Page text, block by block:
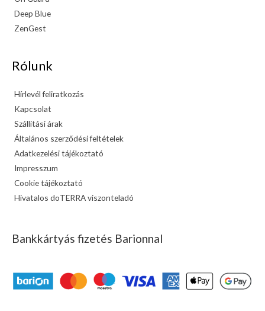
Deep Blue
ZenGest
Rólunk
Hírlevél feliratkozás
Kapcsolat
Szállítási árak
Általános szerződési feltételek
Adatkezelési tájékoztató
Impresszum
Cookie tájékoztató
Hivatalos doTERRA viszonteladó
Bankkártyás fizetés Barionnal